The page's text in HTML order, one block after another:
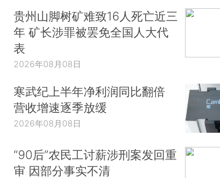
贵州山脚树矿难致16人死亡近三
年 矿长涉罪被罢免全国人大代
表
2026年08月08日
寒武纪上半年净利润同比翻倍
营收增速逐季放缓
2026年08月08日
“90后”农民工讨薪涉刑案发回重
审 因部分事实不清